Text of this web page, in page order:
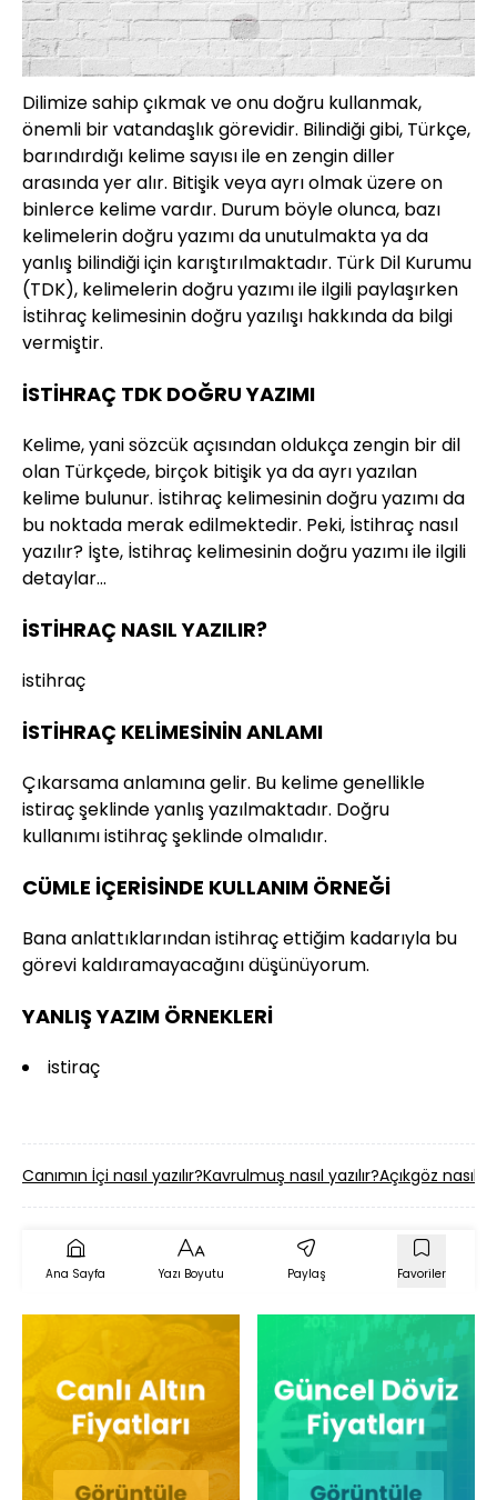
Dilimize sahip çıkmak ve onu doğru kullanmak,
önemli bir vatandaşlık görevidir. Bilindiği gibi, Türkçe,
barındırdığı kelime sayısı ile en zengin diller
arasında yer alır. Bitişik veya ayrı olmak üzere on
binlerce kelime vardır. Durum böyle olunca, bazı
kelimelerin doğru yazımı da unutulmakta ya da
yanlış bilindiği için karıştırılmaktadır. Türk Dil Kurumu
(TDK), kelimelerin doğru yazımı ile ilgili paylaşırken
İstihraç kelimesinin doğru yazılışı hakkında da bilgi
vermiştir.
İSTİHRAÇ TDK DOĞRU YAZIMI
Kelime, yani sözcük açısından oldukça zengin bir dil
olan Türkçede, birçok bitişik ya da ayrı yazılan
kelime bulunur. İstihraç kelimesinin doğru yazımı da
bu noktada merak edilmektedir. Peki, İstihraç nasıl
yazılır? İşte, İstihraç kelimesinin doğru yazımı ile ilgili
detaylar…
İSTİHRAÇ NASIL YAZILIR?
istihraç
İSTİHRAÇ KELİMESİNİN ANLAMI
Çıkarsama anlamına gelir. Bu kelime genellikle
istiraç şeklinde yanlış yazılmaktadır. Doğru
kullanımı istihraç şeklinde olmalıdır.
CÜMLE İÇERİSİNDE KULLANIM ÖRNEĞİ
Bana anlattıklarından istihraç ettiğim kadarıyla bu
görevi kaldıramayacağını düşünüyorum.
YANLIŞ YAZIM ÖRNEKLERİ
istiraç
Canımın İçi nasıl yazılır?Kavrulmuş nasıl yazılır?Açıkgöz nasıl
Ana Sayfa Yazı Boyutu Paylaş Favoriler